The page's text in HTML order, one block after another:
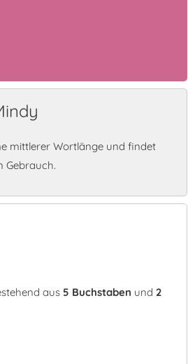
mittlerer Wortlänge und findet
Gebrauch.
aus 5 Buchstaben und 2